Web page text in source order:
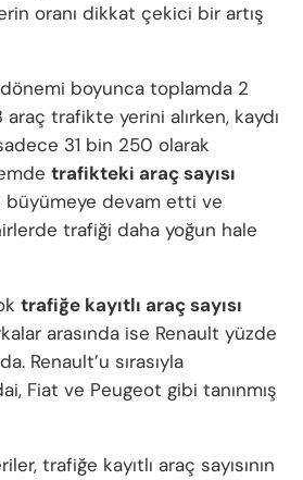
oranı dikkat çekici bir artış
boyunca toplamda 2
trafikte yerini alırken, kaydı
31 bin 250 olarak
trafikteki araç sayısı
büyümeye devam etti ve
trafiği daha yoğun hale
trafiğe kayıtlı araç sayısı
arasında ise Renault yüzde
Renault’u sırasıyla
Fiat ve Peugeot gibi tanınmış
trafiğe kayıtlı araç sayısının